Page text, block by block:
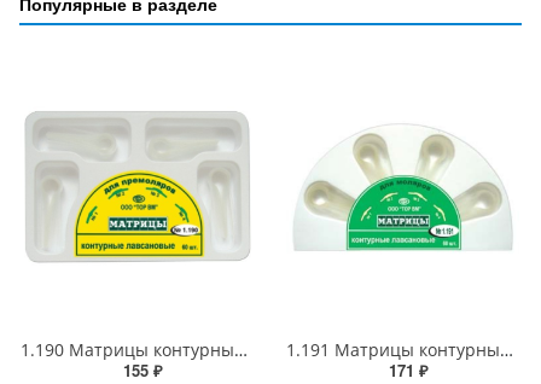
1.190 Матрицы контурные лавсановые для премоляров 4 - х форм
155 ₽
1.191 Матрицы контурные лавсановые для моляров 4 - х форм
171 ₽